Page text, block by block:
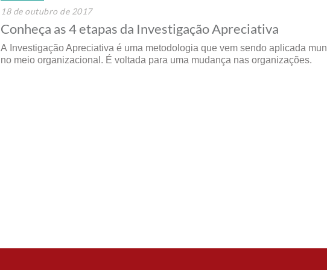
18 de outubro de 2017
Conheça as 4 etapas da Investigação Apreciativa
A Investigação Apreciativa é uma metodologia que vem sendo aplicada
no meio organizacional. É voltada para uma mudança nas organizações.